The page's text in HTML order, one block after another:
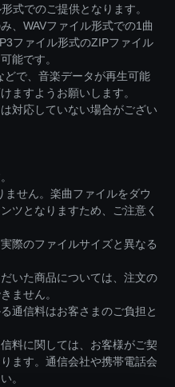
式でのご提供となります。
、WAVファイル形式での1曲
ファイル形式のZIPファイル
能です。
で、音楽データが再生可能
ますようお願いします。
対応していない場合がござい
ません。楽曲ファイルをダウ
ツとなりますため、ご注意く
際のファイルサイズと異なる
いた商品については、注文の
ません。
通信料はお客さまのご負担と
料に関しては、お客様がご契
ます。通信会社や携帯電話会
。